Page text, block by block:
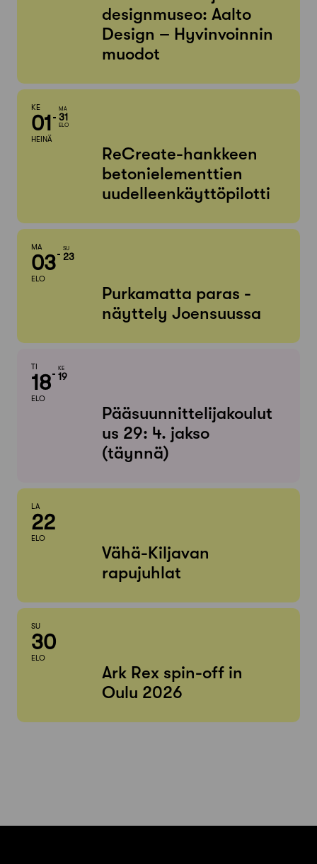
designmuseo: Aalto
Design – Hyvinvoinnin
muodot
KE
01
HEINÄ
MA
31
ELO
ReCreate-hankkeen
betonielementtien
uudelleenkäyttöpilotti
MA
03
ELO
SU
23
Purkamatta paras -
näyttely Joensuussa
TI
18
ELO
KE
19
Pääsuunnittelijakoulut
us 29: 4. jakso
(täynnä)
LA
22
ELO
Vähä-Kiljavan
rapujuhlat
SU
30
ELO
Ark Rex spin-off in
Oulu 2026